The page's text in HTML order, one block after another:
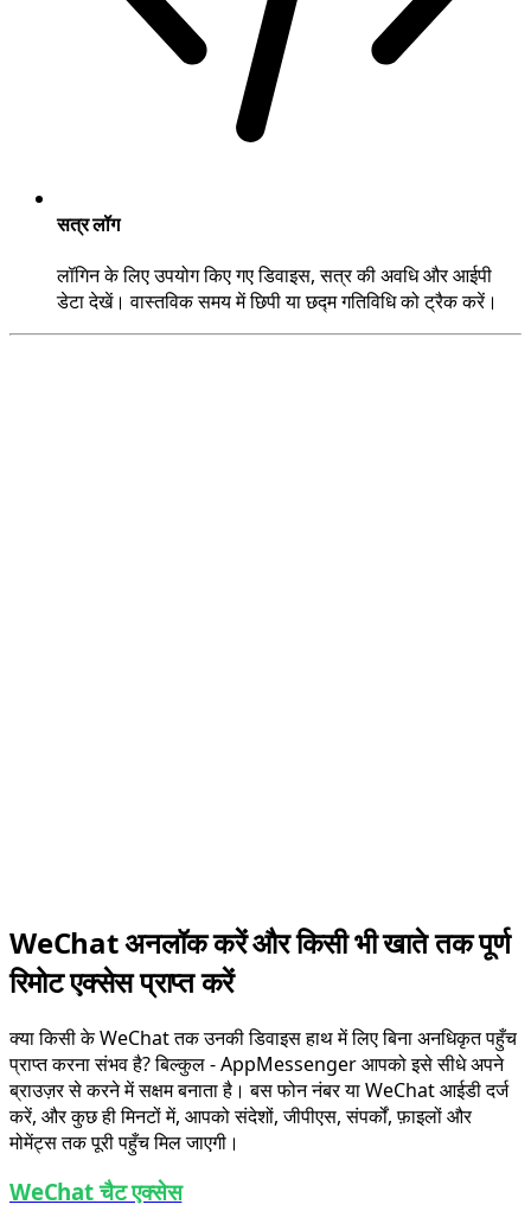
सत्र लॉग
लॉगिन के लिए उपयोग किए गए डिवाइस, सत्र की अवधि और आईपी
डेटा देखें। वास्तविक समय में छिपी या छद्म गतिविधि को ट्रैक करें।
WeChat अनलॉक करें और किसी भी खाते तक पूर्ण
रिमोट एक्सेस प्राप्त करें
क्या किसी के WeChat तक उनकी डिवाइस हाथ में लिए बिना अनधिकृत पहुँच
प्राप्त करना संभव है? बिल्कुल - AppMessenger आपको इसे सीधे अपने
ब्राउज़र से करने में सक्षम बनाता है। बस फोन नंबर या WeChat आईडी दर्ज
करें, और कुछ ही मिनटों में, आपको संदेशों, जीपीएस, संपर्कों, फ़ाइलों और
मोमेंट्स तक पूरी पहुँच मिल जाएगी।
WeChat चैट एक्सेस